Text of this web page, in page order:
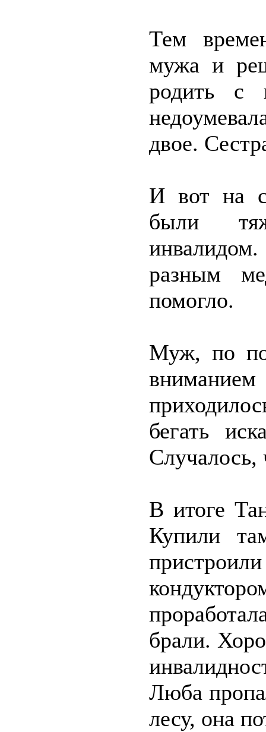
Тем
мужа и
родить с
двое.
И вот на
были
инвалидом.
разным
помогло.
Муж, по
бегать
Случалось,
В итоге
Купили
брали.
Люба
лесу, она